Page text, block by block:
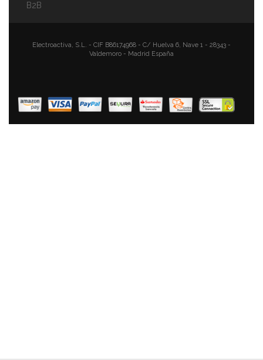
B2B
Electroactiva, S.L. - CIF B86174968 - C/ Huelva 6, Nave 1 - 28343 -
Valdemoro - Madrid España